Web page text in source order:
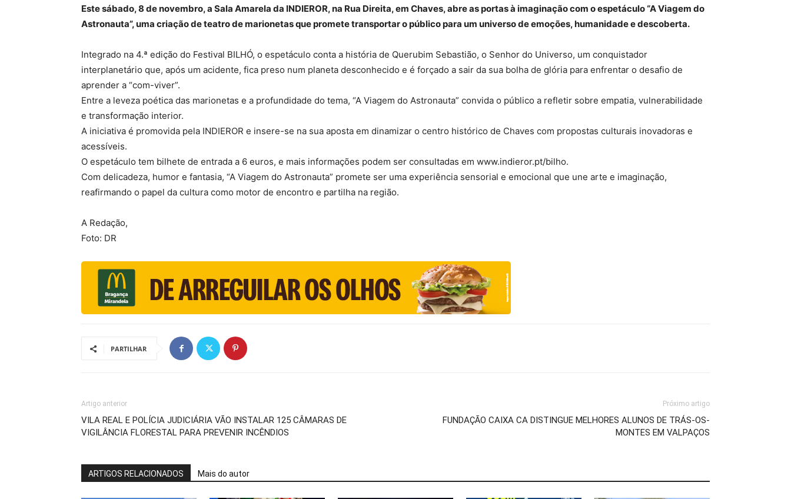
Este sábado, 8 de novembro, a Sala Amarela da INDIEROR, na Rua Direita, em Chaves, abre as portas à imaginação com o espetáculo “A Viagem do
Astronauta”, uma criação de teatro de marionetas que promete transportar o público para um universo de emoções, humanidade e descoberta.
Integrado na 4.ª edição do Festival BILHÓ, o espetáculo conta a história de Querubim Sebastião, o Senhor do Universo, um conquistador
interplanetário que, após um acidente, fica preso num planeta desconhecido e é forçado a sair da sua bolha de glória para enfrentar o desafio de
aprender a “com-viver”.
Entre a leveza poética das marionetas e a profundidade do tema, “A Viagem do Astronauta” convida o público a refletir sobre empatia, vulnerabilidade
e transformação interior.
A iniciativa é promovida pela INDIEROR e insere-se na sua aposta em dinamizar o centro histórico de Chaves com propostas culturais inovadoras e
acessíveis.
O espetáculo tem bilhete de entrada a 6 euros, e mais informações podem ser consultadas em www.indieror.pt/bilho.
Com delicadeza, humor e fantasia, “A Viagem do Astronauta” promete ser uma experiência sensorial e emocional que une arte e imaginação,
reafirmando o papel da cultura como motor de encontro e partilha na região.
A Redação,
Foto: DR
PARTILHAR
Artigo anterior
VILA REAL E POLÍCIA JUDICIÁRIA VÃO INSTALAR 125 CÂMARAS DE
VIGILÂNCIA FLORESTAL PARA PREVENIR INCÊNDIOS
Próximo artigo
FUNDAÇÃO CAIXA CA DISTINGUE MELHORES ALUNOS DE TRÁS-OS-
MONTES EM VALPAÇOS
ARTIGOS RELACIONADOS Mais do autor